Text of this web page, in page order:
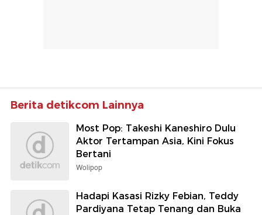
Berita detikcom Lainnya
Most Pop: Takeshi Kaneshiro Dulu
Aktor Tertampan Asia, Kini Fokus
Bertani
Wolipop
Hadapi Kasasi Rizky Febian, Teddy
Pardiyana Tetap Tenang dan Buka